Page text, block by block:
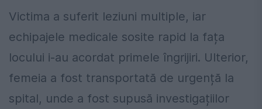
Victima a suferit leziuni multiple, iar
echipajele medicale sosite rapid la fața
locului i-au acordat primele îngrijiri. Ulterior,
femeia a fost transportată de urgență la
spital, unde a fost supusă investigațiilor